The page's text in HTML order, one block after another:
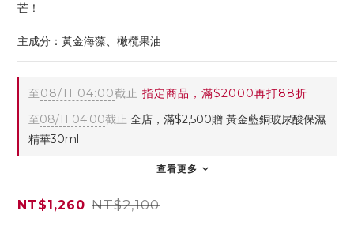
主成分：黃金海藻、橄欖果油
至08/11 04:00截止 指定商品，滿$2000再打88折
至08/11 04:00截止 全店，滿$2,500贈 黃金藍銅玻尿酸保濕
精華30ml
查看更多
NT$1,260 NT$2,100